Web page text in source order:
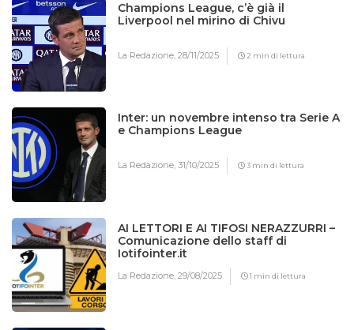
Champions League, c’è già il
Liverpool nel mirino di Chivu
La Redazione,28/11/2025 2 min di lettura
Inter: un novembre intenso tra Serie A
e Champions League
La Redazione,31/10/2025 3 min di lettura
AI LETTORI E AI TIFOSI NERAZZURRI –
Comunicazione dello staff di
Iotifointer.it
La Redazione,29/08/2025 1 min di lettura